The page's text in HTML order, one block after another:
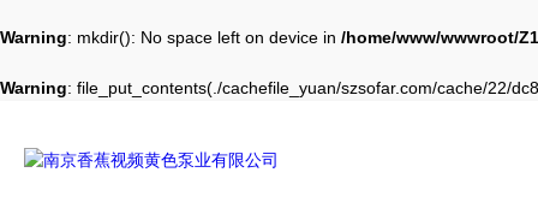
Warning: mkdir(): No space left on device in /home/www/wwwroot/
Warning: file_put_contents(./cachefile_yuan/szsofar.com/cache/22/